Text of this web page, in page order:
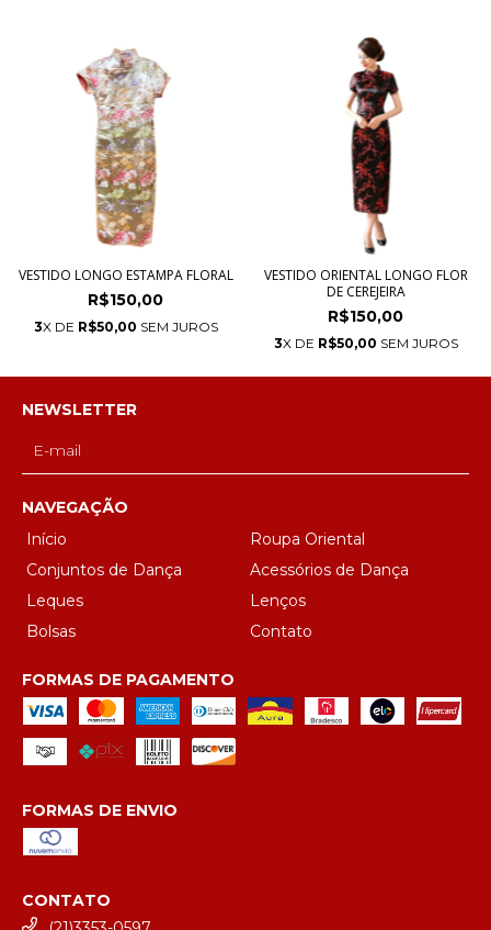
VESTIDO LONGO ESTAMPA FLORAL
R$150,00
3X DE R$50,00 SEM JUROS
VESTIDO ORIENTAL LONGO FLOR
DE CEREJEIRA
R$150,00
3X DE R$50,00 SEM JUROS
NEWSLETTER
NAVEGAÇÃO
Início
Roupa Oriental
Conjuntos de Dança
Acessórios de Dança
Leques
Lenços
Bolsas
Contato
FORMAS DE PAGAMENTO
FORMAS DE ENVIO
CONTATO